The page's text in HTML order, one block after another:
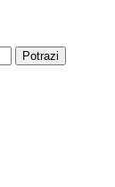
Potrazi